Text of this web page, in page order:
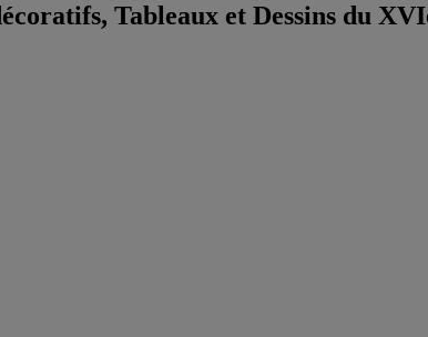
Tableaux et Dessins du